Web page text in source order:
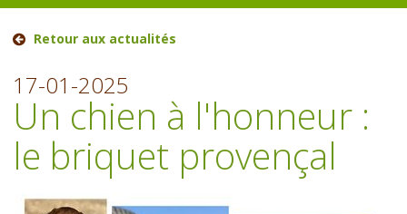
Retour aux actualités
17-01-2025
Un chien à l'honneur :
le briquet provençal